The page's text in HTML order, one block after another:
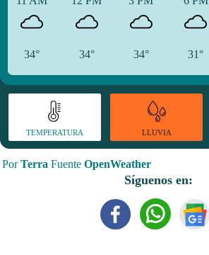
34° 34° 34° 31°
TEMPERATURA LLUVIA
PorTerra Fuente OpenWeather
Síguenos en: